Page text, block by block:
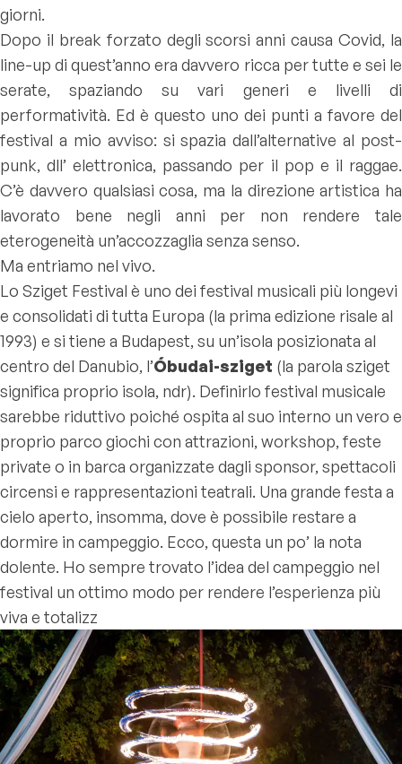
giorni.
Dopo il break forzato degli scorsi anni causa Covid, la
line-up di quest’anno era davvero ricca per tutte e sei le
serate, spaziando su vari generi e livelli di
performatività. Ed è questo uno dei punti a favore del
festival a mio avviso: si spazia dall’alternative al post-
punk, dll’ elettronica, passando per il pop e il raggae.
C’è davvero qualsiasi cosa, ma la direzione artistica ha
lavorato bene negli anni per non rendere tale
eterogeneità un’accozzaglia senza senso.
Ma entriamo nel vivo.
Lo Sziget Festival è uno dei festival musicali più longevi
e consolidati di tutta Europa (la prima edizione risale al
1993) e si tiene a Budapest, su un’isola posizionata al
centro del Danubio, l’Óbudai-sziget (la parola sziget
significa proprio isola, ndr). Definirlo festival musicale
sarebbe riduttivo poiché ospita al suo interno un vero e
proprio parco giochi con attrazioni, workshop, feste
private o in barca organizzate dagli sponsor, spettacoli
circensi e rappresentazioni teatrali. Una grande festa a
cielo aperto, insomma, dove è possibile restare a
dormire in campeggio. Ecco, questa un po’ la nota
dolente. Ho sempre trovato l’idea del campeggio nel
festival un ottimo modo per rendere l’esperienza più
viva e totalizz